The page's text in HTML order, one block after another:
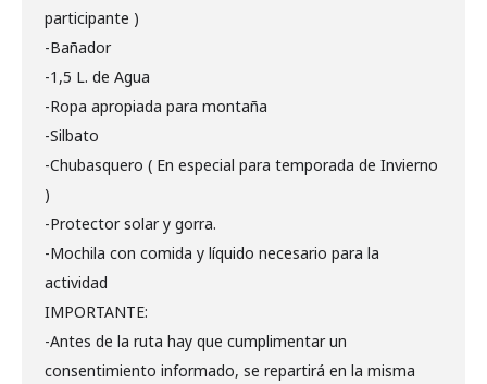
participante )
-Bañador
-1,5 L. de Agua
-Ropa apropiada para montaña
-Silbato
-Chubasquero ( En especial para temporada de Invierno
)
-Protector solar y gorra.
-Mochila con comida y líquido necesario para la
actividad
IMPORTANTE:
-Antes de la ruta hay que cumplimentar un
consentimiento informado, se repartirá en la misma